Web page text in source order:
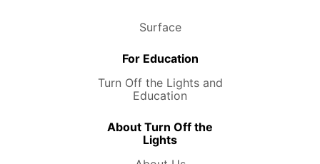
Surface
For Education
Turn Off the Lights and
Education
About Turn Off the
Lights